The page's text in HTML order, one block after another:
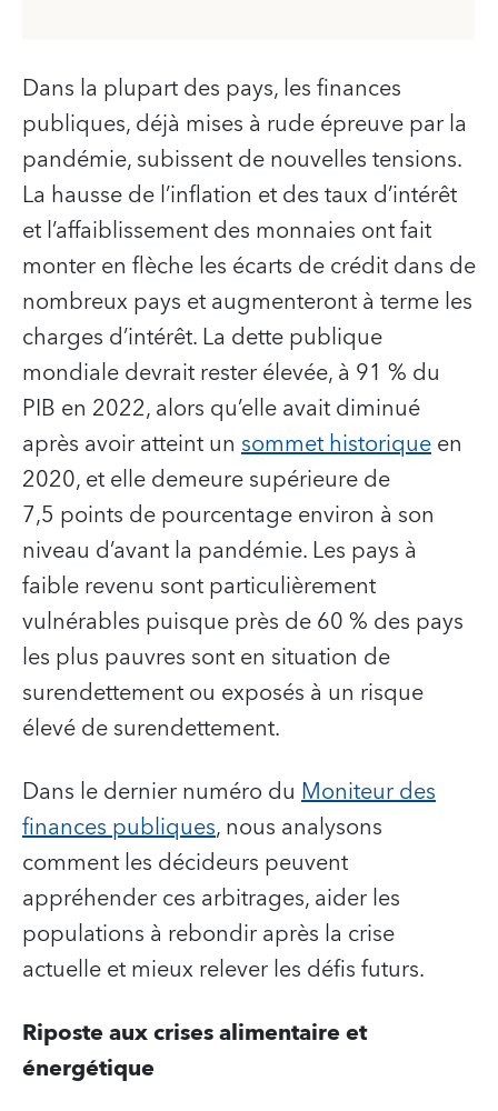
Dans la plupart des pays, les finances
publiques, déjà mises à rude épreuve par la
pandémie, subissent de nouvelles tensions.
La hausse de l’inflation et des taux d’intérêt
et l’affaiblissement des monnaies ont fait
monter en flèche les écarts de crédit dans de
nombreux pays et augmenteront à terme les
charges d’intérêt. La dette publique
mondiale devrait rester élevée, à 91 % du
PIB en 2022, alors qu’elle avait diminué
après avoir atteint un sommet historiqueen
2020, et elle demeure supérieure de
7,5 points de pourcentage environ à son
niveau d’avant la pandémie. Les pays à
faible revenu sont particulièrement
vulnérables puisque près de 60 % des pays
les plus pauvres sont en situation de
surendettement ou exposés à un risque
élevé de surendettement.
Dans le dernier numéro du Moniteur des
finances publiques, nous analysons
comment les décideurs peuvent
appréhender ces arbitrages, aider les
populations à rebondir après la crise
actuelle et mieux relever les défis futurs.
Riposte aux crises alimentaire et
énergétique